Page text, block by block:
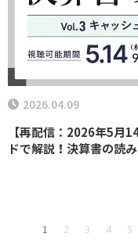
【再配信：2026年5月
ドで解説！決算書の読
2026.04.09
1 2 3 4 5